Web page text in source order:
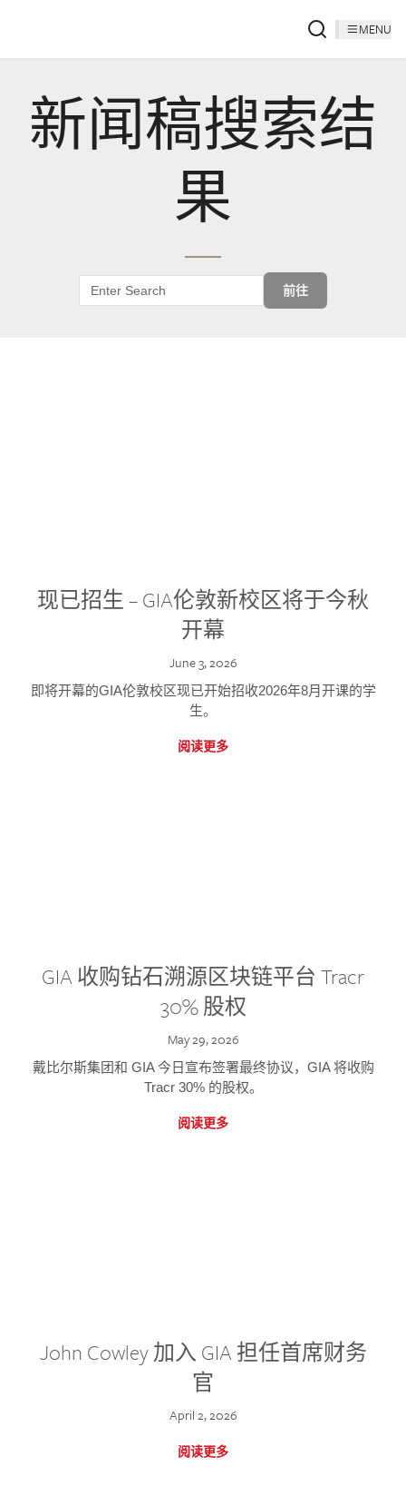
MENU
新闻稿搜索结
果
前往
现已招生 – GIA伦敦新校区将于今秋
开幕
June 3, 2026
即将开幕的GIA伦敦校区现已开始招收2026年8月开课的学
生。
阅读更多
GIA 收购钻石溯源区块链平台 Tracr
30% 股权
May 29, 2026
戴比尔斯集团和 GIA 今日宣布签署最终协议，GIA 将收购
Tracr 30% 的股权。
阅读更多
John Cowley 加入 GIA 担任首席财务
官
April 2, 2026
阅读更多